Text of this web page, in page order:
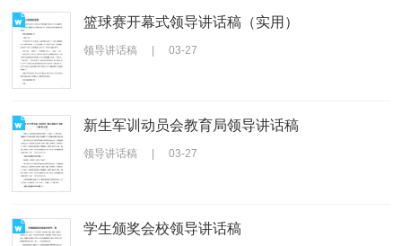
篮球赛开幕式领导讲话稿（实用）
领导讲话稿 | 03-27
新生军训动员会教育局领导讲话稿
领导讲话稿 | 03-27
学生颁奖会校领导讲话稿